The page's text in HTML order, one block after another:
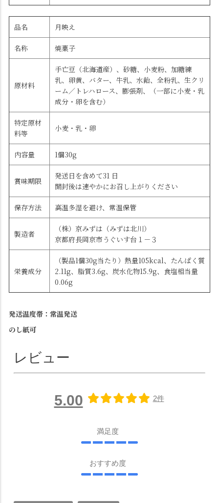
品名 月映え
名称 焼菓子
原材料
手亡豆（北海道産）、砂糖、小麦粉、加糖練
乳、卵黄、バター、牛乳、水飴、全粉乳、生クリ
ーム／トレハロース、膨張剤、（一部に小麦・乳
成分・卵を含む）
特定原材
料等
小麦・乳・卵
内容量 1個30g
賞味期限
発送日を含めて31 日
開封後は速やかにお召し上がりください
保存方法 高温多湿を避け、常温保管
製造者
（株）京みずは（みずは北川）
京都府長岡京市うぐいす台１－３
栄養成分
（製品1個30g当たり）熱量105kcal、たんぱく質
2.11g、脂質3.6g、炭水化物15.9g、食塩相当量
0.06g
発送温度帯：常温発送
のし紙可
レビュー
5.00 2件
満足度
おすすめ度